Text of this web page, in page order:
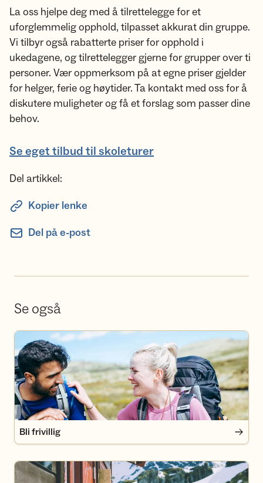
La oss hjelpe deg med å tilrettelegge for et
uforglemmelig opphold, tilpasset akkurat din gruppe.
Vi tilbyr også rabatterte priser for opphold i
ukedagene, og tilrettelegger gjerne for grupper over ti
personer. Vær oppmerksom på at egne priser gjelder
for helger, ferie og høytider. Ta kontakt med oss for å
diskutere muligheter og få et forslag som passer dine
behov.
Se eget tilbud til skoleturer
Del artikkel:
Kopier lenke
Del på e-post
Se også
Bli frivillig
Bli frivillig
Bli medlem